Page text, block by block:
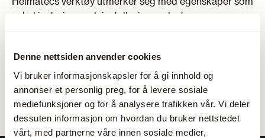
Denne nettsiden anvender cookies
Vi bruker informasjonskapsler for å gi innhold og
annonser et personlig preg, for å levere sosiale
mediefunksjoner og for å analysere trafikken vår. Vi deler
dessuten informasjon om hvordan du bruker nettstedet
vårt, med partnerne våre innen sosiale medier,
enkel justering, rask installasjon og lavt
funksjoner som presis vinkling og vibrasjonsdemping,
som forbedrer bearbeidingskvaliteten og forlenger
levetiden til både verktøy og maskiner. Med et sterkt
fokus på presisjon og ytelse er Heimatec et naturlig
valg for moderne produksjonsmiljøer som krever
avanserte løsninger.